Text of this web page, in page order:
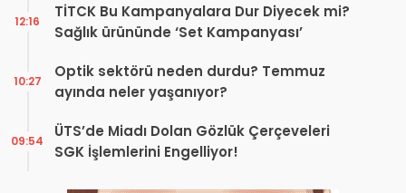
TİTCK Bu Kampanyalara Dur Diyecek mi?
Sağlık ürününde ‘Set Kampanyası’
12:16
Optik sektörü neden durdu? Temmuz
ayında neler yaşanıyor?
10:27
ÜTS’de Miadı Dolan Gözlük Çerçeveleri
SGK İşlemlerini Engelliyor!
09:54